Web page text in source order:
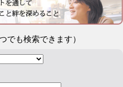
でも検索できます）